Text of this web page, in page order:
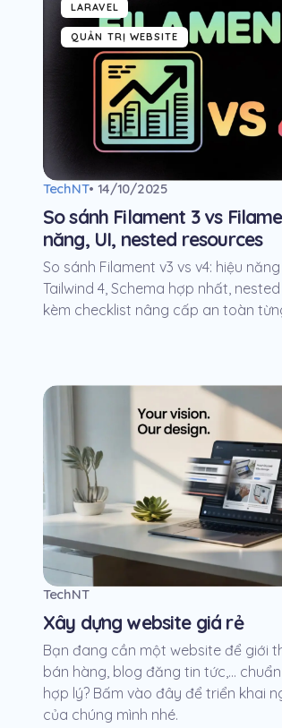
LARAVEL
QUẢN TRỊ WEBSITE
TechNT• 14/10/2025
So sánh Filament 3 vs
năng, UI, nested resources
So sánh Filament v3 vs v4: hiệu
Tailwind 4, Schema hợp nhất,
kèm checklist nâng cấp an toàn
TechNT
Xây dựng website giá rẻ
Bạn đang cần một website để giới
bán hàng, blog đăng tin tức,...
hợp lý? Bấm vào đây để triển khai
của chúng mình nhé.